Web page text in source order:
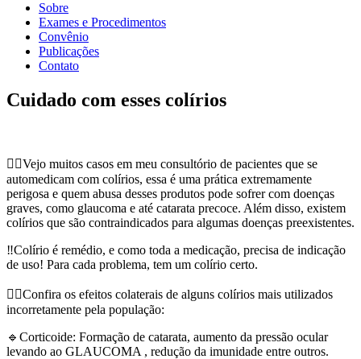
Sobre
Exames e Procedimentos
Convênio
Publicações
Contato
Cuidado com esses colírios
👉🏻Vejo muitos casos em meu consultório de pacientes que se
automedicam com colírios, essa é uma prática extremamente
perigosa e quem abusa desses produtos pode sofrer com doenças
graves, como glaucoma e até catarata precoce. Além disso, existem
colírios que são contraindicados para algumas doenças preexistentes.
‼️Colírio é remédio, e como toda a medicação, precisa de indicação
de uso! Para cada problema, tem um colírio certo.
👇🏼Confira os efeitos colaterais de alguns colírios mais utilizados
incorretamente pela população:
🔹Corticoide: Formação de catarata, aumento da pressão ocular
levando ao GLAUCOMA , redução da imunidade entre outros.